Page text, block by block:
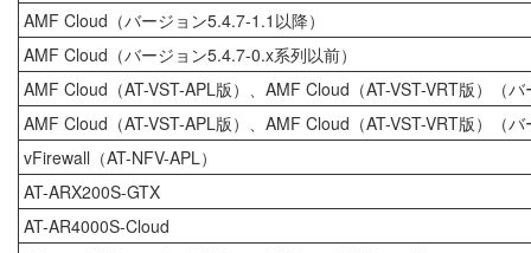
AMF Cloud（バージョン5.4.7-1.1以降）
AMF Cloud（バージョン5.4.7-0.x系列以前）
AMF Cloud（AT-VST-APL版）、AMF Cloud（AT-VST-VRT版）（
AMF Cloud（AT-VST-APL版）、AMF Cloud（AT-VST-VRT版）（
vFirewall（AT-NFV-APL）
AT-ARX200S-GTX
AT-AR4000S-Cloud